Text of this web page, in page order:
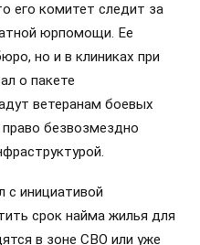
его комитет следит за
юрпомощи. Ее
но и в клиниках при
о пакете
ветеранам боевых
безвозмездно
с инициативой
срок найма жилья для
в зоне СВО или уже